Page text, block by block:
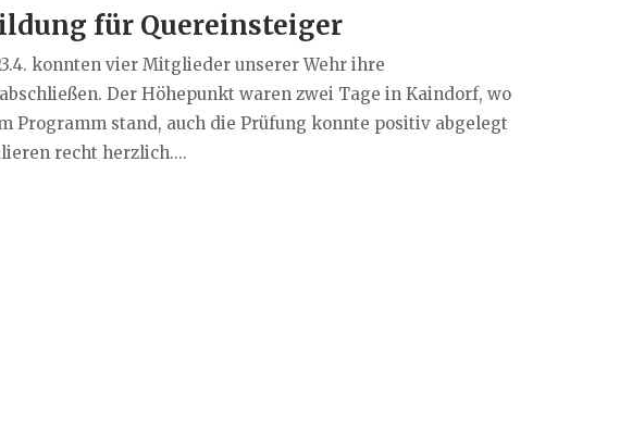
für Quereinsteiger
konnten vier Mitglieder unserer Wehr ihre
Der Höhepunkt waren zwei Tage in Kaindorf, wo
Programm stand, auch die Prüfung konnte positiv abgelegt
recht herzlich....